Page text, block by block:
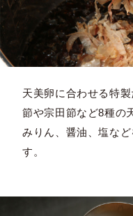
天美卵に合わせる特
節や宗田節など8種の
みりん、醤油、塩な
す。